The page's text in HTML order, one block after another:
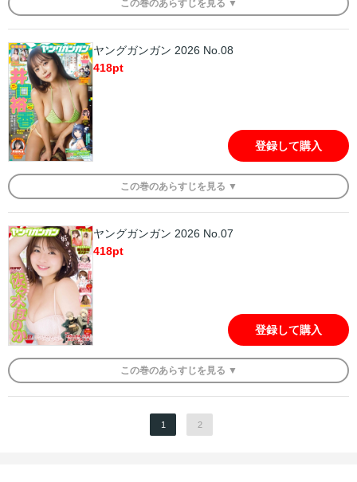
この巻のあらすじを 見る ▼
ヤングガンガン 2026 No.08
418pt
登録して購入
この巻のあらすじを 見る ▼
ヤングガンガン 2026 No.07
418pt
登録して購入
この巻のあらすじを 見る ▼
1 2